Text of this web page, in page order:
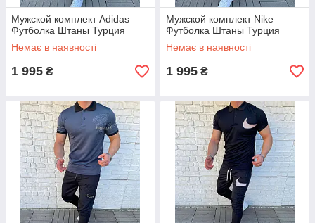
Мужской комплект Adidas
Футболка Штаны Турция
Немає в наявності
1 995 ₴
Мужской комплект Nike
Футболка Штаны Турция
Немає в наявності
1 995 ₴